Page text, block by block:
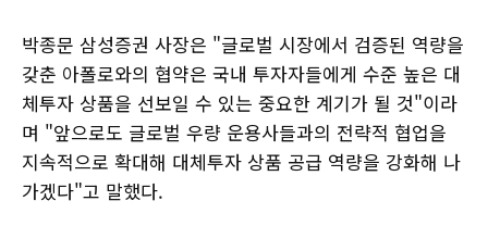
박종문 삼성증권 사장은 "글로벌 시장에서 검증된 역량을
갖춘 아폴로와의 협약은 국내 투자자들에게 수준 높은 대
체투자 상품을 선보일 수 있는 중요한 계기가 될 것"이라
며 "앞으로도 글로벌 우량 운용사들과의 전략적 협업을
지속적으로 확대해 대체투자 상품 공급 역량을 강화해 나
가겠다"고 말했다.